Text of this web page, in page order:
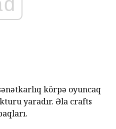
körpə oyuncaq
yaradır. Əla crafts